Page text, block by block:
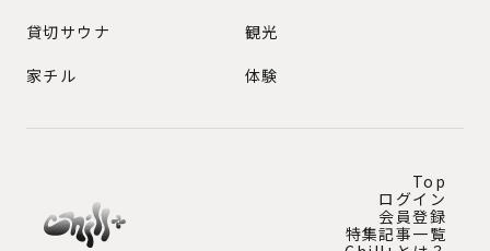
貸切サウナ
家チル
観光
体験
Top
ログイン
会員登録
特集記事一覧